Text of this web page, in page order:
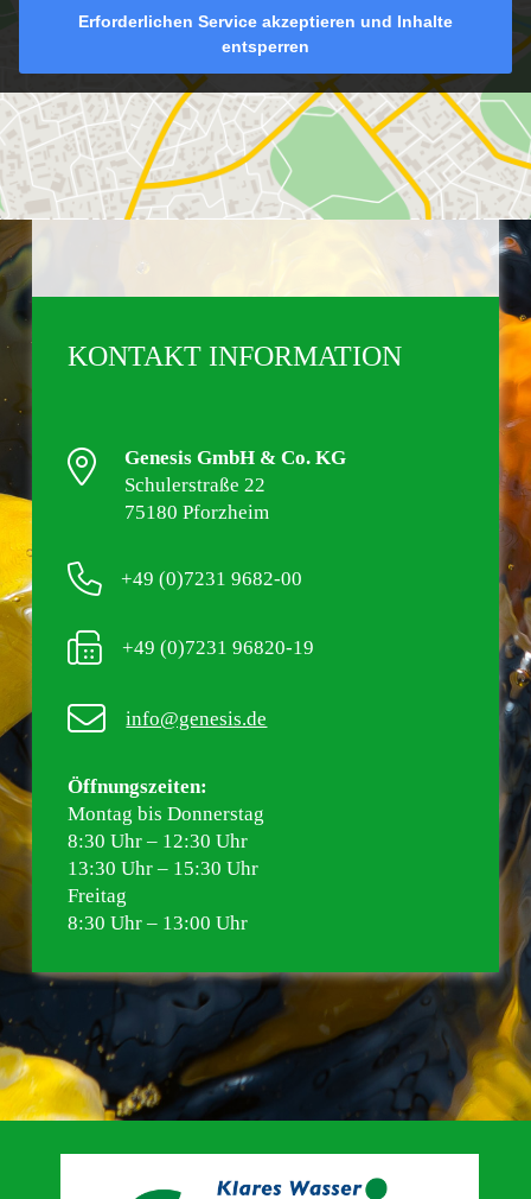
Erforderlichen Service akzeptieren und Inhalte
entsperren
NEHMEN SIE KONTAKT MIT
UNS AUF!
KONTAKT INFORMATION
Genesis GmbH & Co. KG
Schulerstraße 22
75180 Pforzheim
+49 (0)7231 9682-00
+49 (0)7231 96820-19
info@genesis.de
Öffnungszeiten:
Montag bis Donnerstag
8:30 Uhr – 12:30 Uhr
13:30 Uhr – 15:30 Uhr
Freitag
8:30 Uhr – 13:00 Uhr